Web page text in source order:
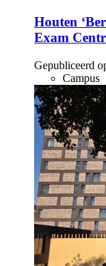
Houten
Exam
Gepubliceerd
Campus